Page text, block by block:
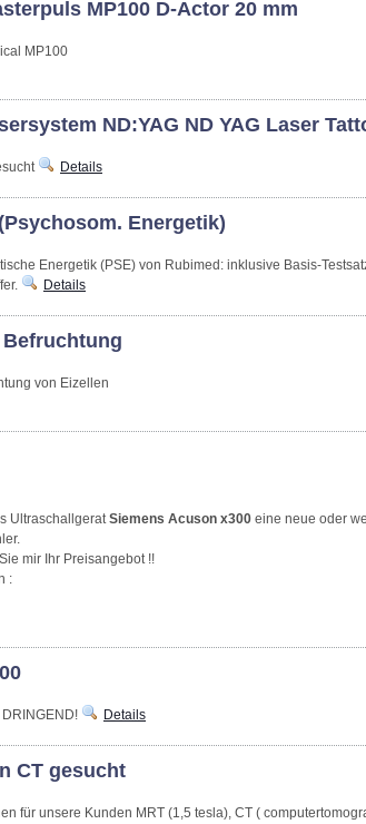
MP100 D-Actor 20 mm
MP100
ND:YAG ND YAG Laser
Details
Energetik)
Energetik (PSE) von Rubimed: inklusive Basis-
Details
von Eizellen
Ultraschallgerat Siemens Acuson x300 eine neue oder
mir Ihr Preisangebot !!
:
Details
CT gesucht
für unsere Kunden MRT (1,5 tesla), CT (